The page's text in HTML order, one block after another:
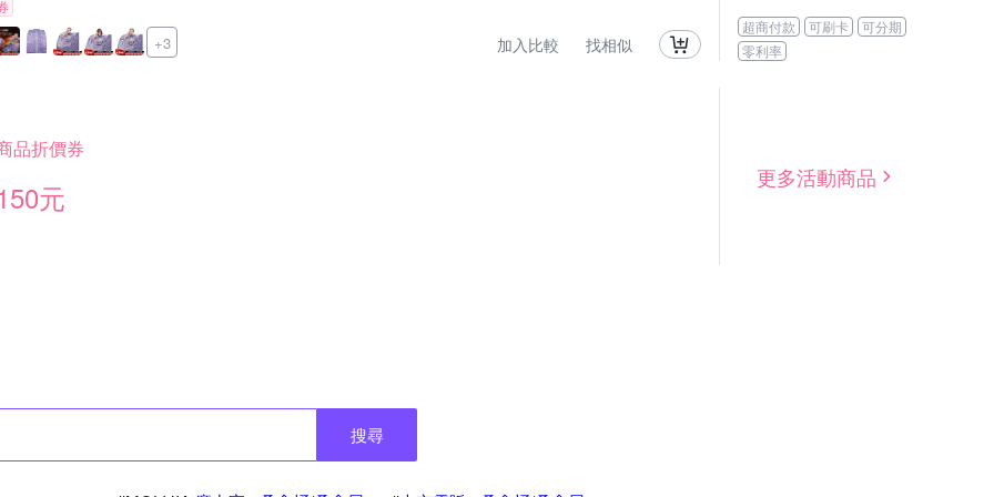
+3 加入比較 找相似
超商付款 可刷卡
可分期
零利率
品折價券
元
更多活動商品
搜尋